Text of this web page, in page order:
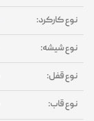
نوع کارکرد:
نوع شیشه:
نوع قفل:
نوع قاب: